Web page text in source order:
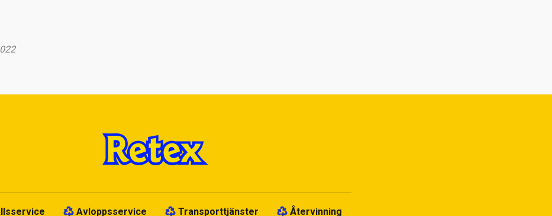
Avloppsservice Transporttjänster Återvinning